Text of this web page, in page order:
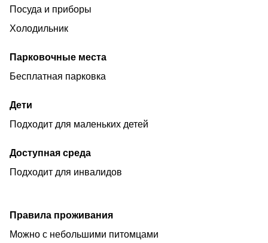
Выселение до 12:00
Мероприятия запрещены!
Заселение с животными, дополнительные гости по
согласованию!
Посуда и приборы
Холодильник
Парковочные места
Бесплатная парковка
Дети
Подходит для маленьких детей
Доступная среда
Подходит для инвалидов
Правила проживания
Можно с небольшими питомцами